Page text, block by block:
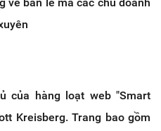
của hàng loạt web "Smart
Kreisberg. Trang bao gồm